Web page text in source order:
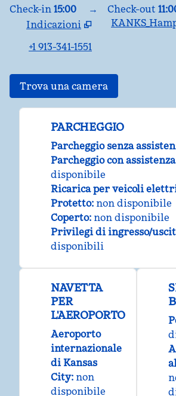
Check-in 15:00 → Check-out
Indicazioni
apre una nuova scheda
+1 913-341-1551
Trova una camera
PARCHEGGIO
Parcheggio senza
Parcheggio con assistenza
disponibile
Ricarica per veicoli
Protetto: non disponibile
Coperto: non disponibile
Privilegi di ingresso/
disponibili
NAVETTA
PER
L'AEROPORTO
Aeroporto
internazionale
di Kansas
City: non
disponibile